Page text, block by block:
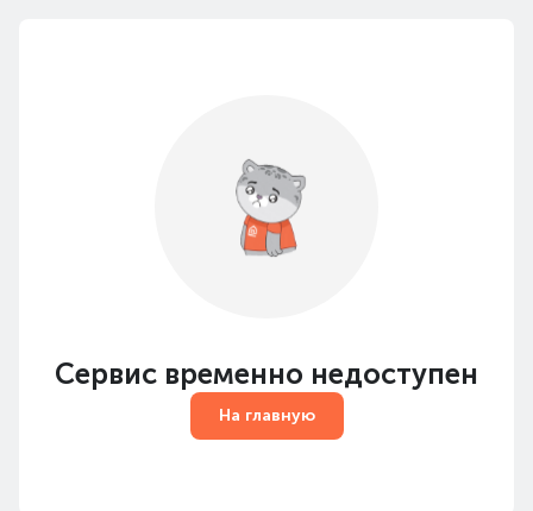
Сервис временно недоступен
На главную